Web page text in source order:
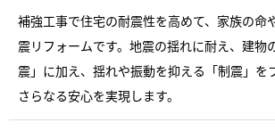
建築事例・建築実例
デザイナーズギャラリー
インテリア
賃貸併用住宅
店舗・各種施設
土地活用モデルルーム見学
ミサワリフォームとは
リフォームの流れ
複合開発・投資開発
複合開発事業（ASMACI-アスマチ-）
オーナーサポート
サポートメニュー
企業・IR情報
補強工事で住宅の耐震性を高めて、家族の命
震リフォームです。地震の揺れに耐え、建物
震」に加え、揺れや振動を抑える「制震」を
さらなる安心を実現します。